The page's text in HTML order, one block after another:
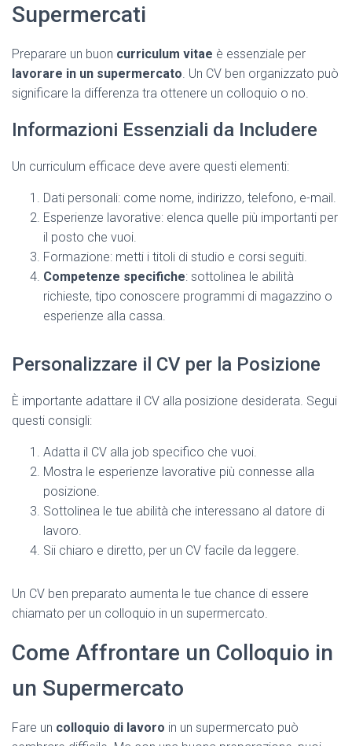
Supermercati
Preparare un buon curriculum vitae è essenziale per
lavorare in un supermercato. Un CV ben organizzato può
significare la differenza tra ottenere un colloquio o no.
Informazioni Essenziali da Includere
Un curriculum efficace deve avere questi elementi:
Dati personali: come nome, indirizzo, telefono, e-mail.
Esperienze lavorative: elenca quelle più importanti per
il posto che vuoi.
Formazione: metti i titoli di studio e corsi seguiti.
Competenze specifiche: sottolinea le abilità
richieste, tipo conoscere programmi di magazzino o
esperienze alla cassa.
Personalizzare il CV per la Posizione
È importante adattare il CV alla posizione desiderata. Segui
questi consigli:
Adatta il CV alla job specifico che vuoi.
Mostra le esperienze lavorative più connesse alla
posizione.
Sottolinea le tue abilità che interessano al datore di
lavoro.
Sii chiaro e diretto, per un CV facile da leggere.
Un CV ben preparato aumenta le tue chance di essere
chiamato per un colloquio in un supermercato.
Come Affrontare un Colloquio in
un Supermercato
Fare un colloquio di lavoro in un supermercato può